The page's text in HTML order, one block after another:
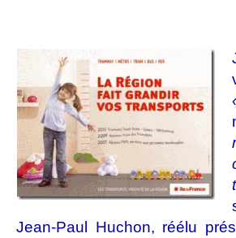
Jean-Paul Huchon, réélu